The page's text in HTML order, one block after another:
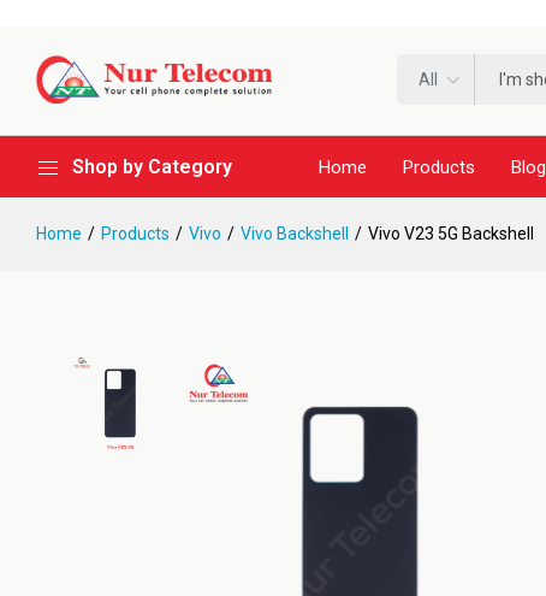
All
Shop by Category Home Products Blog
Home Products Vivo Vivo Backshell Vivo V23 5G Backshell